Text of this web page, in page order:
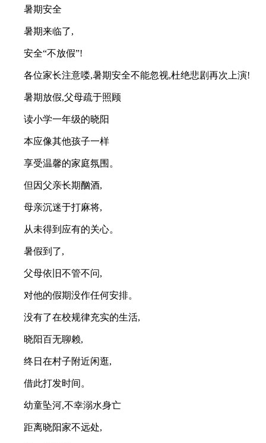
暑期安全
暑期来临了,
安全“不放假”!
各位家长注意喽,暑期安全不能忽视,杜绝悲剧再次上演!
暑期放假,父母疏于照顾
读小学一年级的晓阳
本应像其他孩子一样
享受温馨的家庭氛围。
但因父亲长期酗酒,
母亲沉迷于打麻将,
从未得到应有的关心。
暑假到了,
父母依旧不管不问,
对他的假期没作任何安排。
没有了在校规律充实的生活,
晓阳百无聊赖,
终日在村子附近闲逛,
借此打发时间。
幼童坠河,不幸溺水身亡
距离晓阳家不远处,